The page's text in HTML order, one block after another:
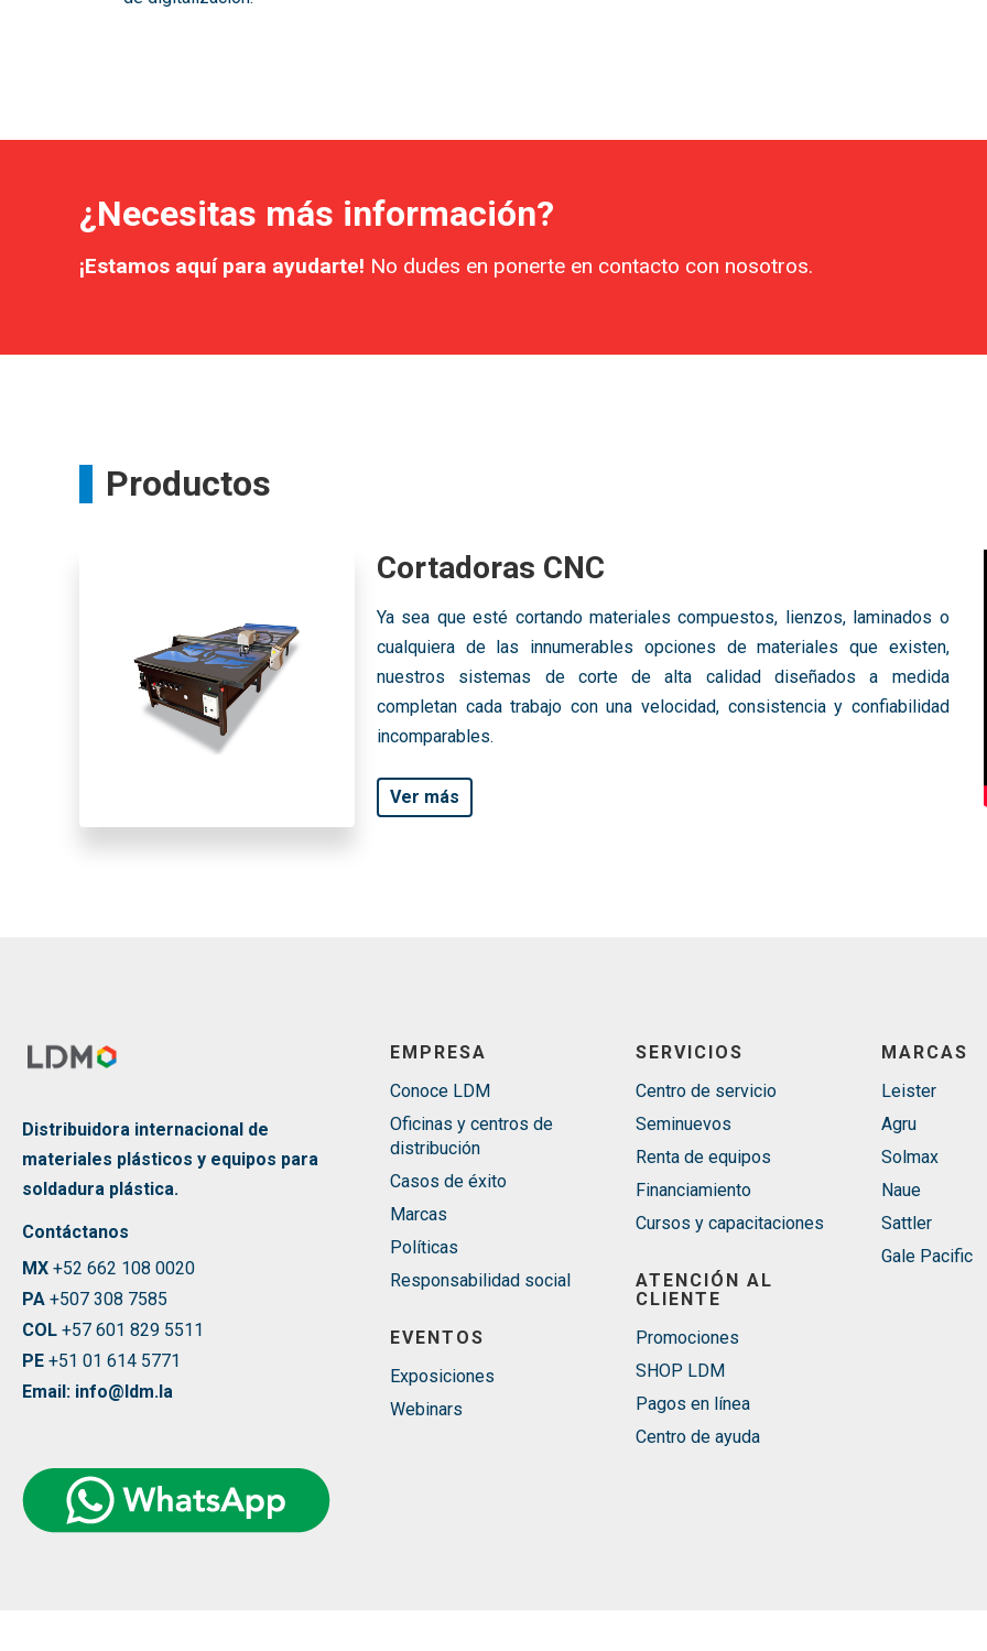
¿Necesitas más información?
¡Estamos aquí para ayudarte! No dudes en ponerte en contacto con nosotros.
Productos
Cortadoras CNC
Ya sea que esté cortando materiales compuestos, lienzos, laminados o
cualquiera de las innumerables opciones de materiales que existen,
nuestros sistemas de corte de alta calidad diseñados a medida
completan cada trabajo con una velocidad, consistencia y confiabilidad
incomparables.
Ver más
Distribuidora internacional de
materiales plásticos y equipos para
soldadura plástica.
Contáctanos
MX +52 662 108 0020
PA +507 308 7585
COL +57 601 829 5511
PE +51 01 614 5771
Email: info@ldm.la
EMPRESA
Conoce LDM
Oficinas y centros de
distribución
Casos de éxito
Marcas
Políticas
Responsabilidad social
EVENTOS
Exposiciones
Webinars
SERVICIOS
Centro de servicio
Seminuevos
Renta de equipos
Financiamiento
Cursos y capacitaciones
ATENCIÓN AL
CLIENTE
Promociones
SHOP LDM
Pagos en línea
Centro de ayuda
MARCAS
Leister
Agru
Solmax
Naue
Sattler
Gale Pacific